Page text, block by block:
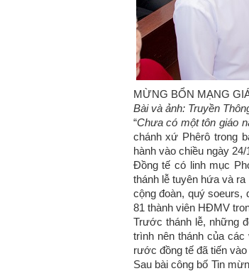
MỪNG BỔN MẠNG
Bài và ảnh: Truyền
“Chưa có một tôn giáo
chánh xứ Phêrô trong
hành vào chiều ngày
Đồng tế có linh mục
thánh lễ tuyên hứa và
cộng đoàn, quý soeurs,
81 thành viên HĐMV
Trước thánh lễ, những
trình nên thánh của
rước đồng tế đã tiến
Sau bài công bố Tin